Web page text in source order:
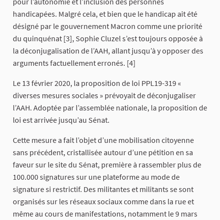
handicapées. Malgré cela, et bien que le handicap ait été
désigné par le gouvernement Macron comme une priorité
du quinquénat [3], Sophie Cluzel s’est toujours opposée à
la déconjugalisation de l’AAH, allant jusqu’à y opposer des
arguments factuellement erronés. [4]
Le 13 février 2020, la proposition de loi PPL19-319 «
diverses mesures sociales » prévoyait de déconjugaliser
l’AAH. Adoptée par l’assemblée nationale, la proposition de
loi est arrivée jusqu’au Sénat.
Cette mesure a fait l’objet d’une mobilisation citoyenne
sans précédent, cristallisée autour d’une pétition en sa
faveur sur le site du Sénat, première à rassembler plus de
100.000 signatures sur une plateforme au mode de
signature si restrictif. Des militantes et militants se sont
organisés sur les réseaux sociaux comme dans la rue et
même au cours de manifestations, notamment le 9 mars